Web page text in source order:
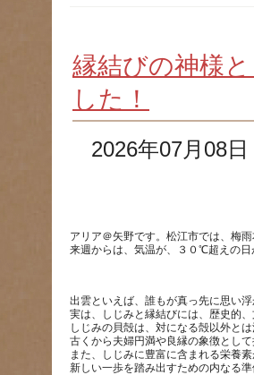
縁結びの神様
した！
2026年07月08
アリア＠矢野です。松江市では、梅
出雲といえば、誰もが真っ先に思い
実は、しじみと縁結びには、歴史的
しじみの貝殻は、対になる殻以外と
古くから夫婦円満や良縁の象徴として
また、しじみに豊富に含まれる栄養
新しい一歩を踏み出すための内なる準